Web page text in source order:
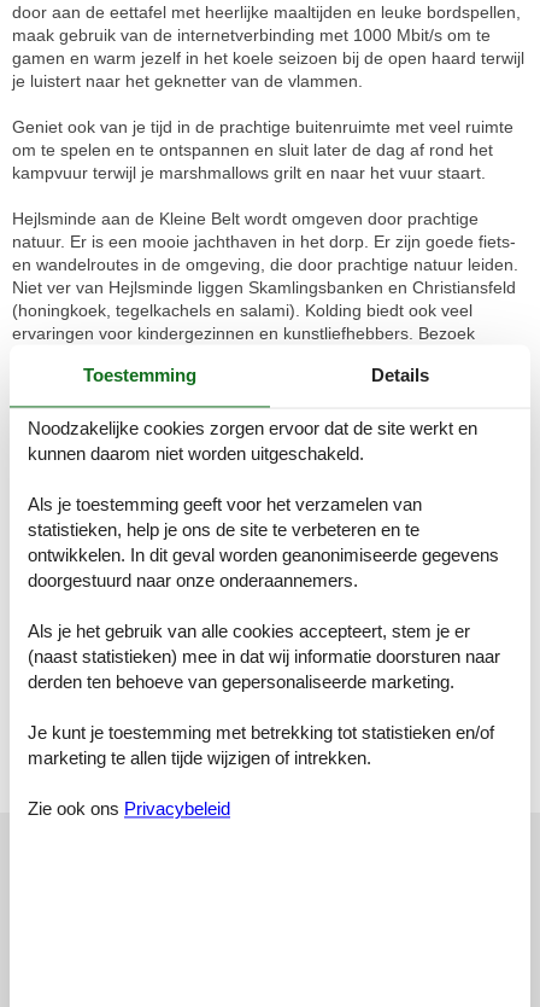
door aan de eettafel met heerlijke maaltijden en leuke bordspellen,
maak gebruik van de internetverbinding met 1000 Mbit/s om te
gamen en warm jezelf in het koele seizoen bij de open haard terwijl
je luistert naar het geknetter van de vlammen.
Geniet ook van je tijd in de prachtige buitenruimte met veel ruimte
om te spelen en te ontspannen en sluit later de dag af rond het
kampvuur terwijl je marshmallows grilt en naar het vuur staart.
Hejlsminde aan de Kleine Belt wordt omgeven door prachtige
natuur. Er is een mooie jachthaven in het dorp. Er zijn goede fiets-
en wandelroutes in de omgeving, die door prachtige natuur leiden.
Niet ver van Hejlsminde liggen Skamlingsbanken en Christiansfeld
(honingkoek, tegelkachels en salami). Kolding biedt ook veel
ervaringen voor kindergezinnen en kunstliefhebbers. Bezoek
speelpark dat gratis toegankelijk is. Een groot winkelcentrum in
Kolding nodigt je uit om rond te slenteren.
Kamerindeling
Vakantiewoning
Slaapkamer, 2 personen
Slaapkamer, 2 personen
Tweepersoonsbed
Stapelbed
Badkamer
Toilet met warm en koud water, Douche
Terras
Open en overdekt terras
Toestemming Details
Noodzakelijke cookies zorgen ervoor dat de site werkt en
kunnen daarom niet worden uitgeschakeld.
Als je toestemming geeft voor het verzamelen van
statistieken, help je ons de site te verbeteren en te
ontwikkelen. In dit geval worden geanonimiseerde gegevens
doorgestuurd naar onze onderaannemers.
Als je het gebruik van alle cookies accepteert, stem je er
(naast statistieken) mee in dat wij informatie doorsturen naar
derden ten behoeve van gepersonaliseerde marketing.
Je kunt je toestemming met betrekking tot statistieken en/of
marketing te allen tijde wijzigen of intrekken.
Zie ook ons Privacybeleid